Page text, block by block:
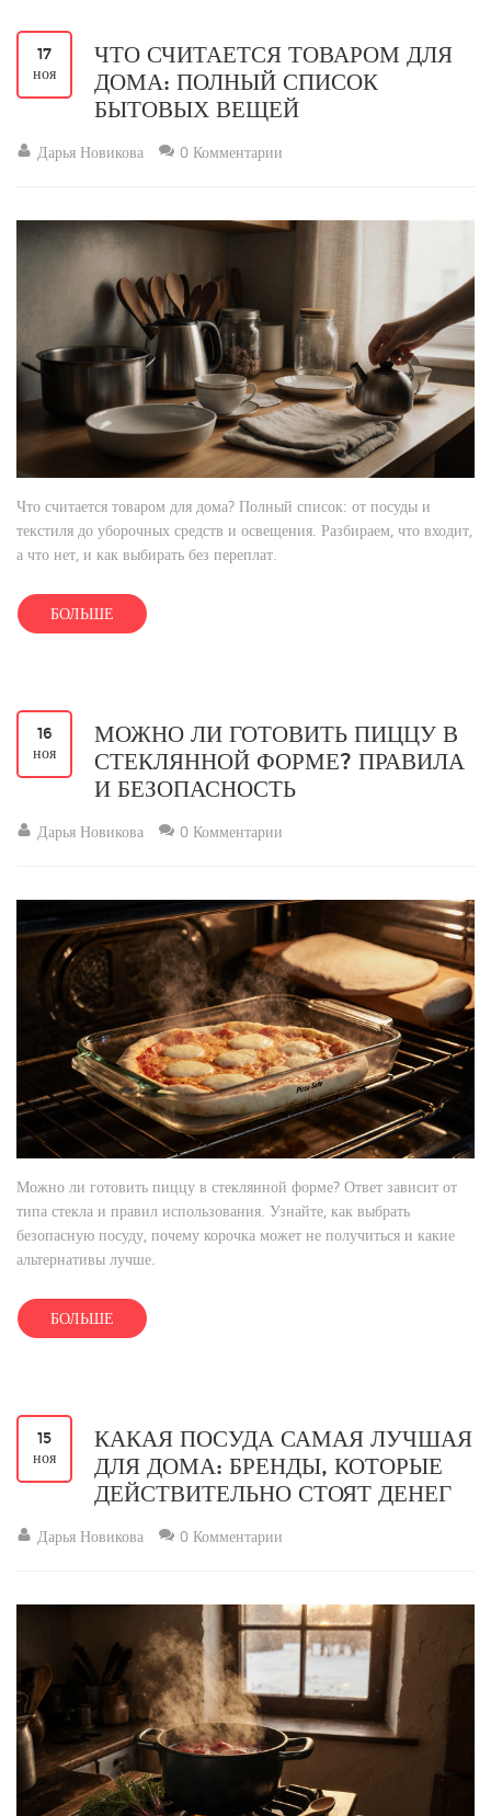
17
ноя
ЧТО СЧИТАЕТСЯ ТОВАРОМ ДЛЯ
ДОМА: ПОЛНЫЙ СПИСОК
БЫТОВЫХ ВЕЩЕЙ
Дарья Новикова 0 Комментарии
Что считается товаром для дома? Полный список: от посуды и
текстиля до уборочных средств и освещения. Разбираем, что входит,
а что нет, и как выбирать без переплат.
БОЛЬШЕ
16
ноя
МОЖНО ЛИ ГОТОВИТЬ ПИЦЦУ В
СТЕКЛЯННОЙ ФОРМЕ? ПРАВИЛА
И БЕЗОПАСНОСТЬ
Дарья Новикова 0 Комментарии
Можно ли готовить пиццу в стеклянной форме? Ответ зависит от
типа стекла и правил использования. Узнайте, как выбрать
безопасную посуду, почему корочка может не получиться и какие
альтернативы лучше.
БОЛЬШЕ
15
ноя
КАКАЯ ПОСУДА САМАЯ ЛУЧШАЯ
ДЛЯ ДОМА: БРЕНДЫ, КОТОРЫЕ
ДЕЙСТВИТЕЛЬНО СТОЯТ ДЕНЕГ
Дарья Новикова 0 Комментарии